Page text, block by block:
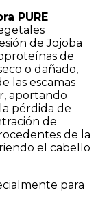
PURE
de Jojoba
de
o dañado,
las escamas
aportando
pérdida de
de
de la
el cabello
para